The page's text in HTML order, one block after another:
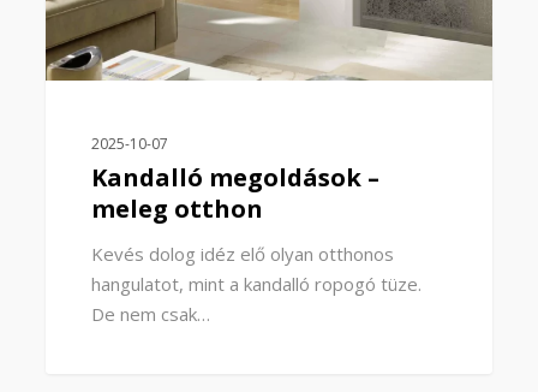
2025-10-07
Kandalló megoldások –
meleg otthon
Kevés dolog idéz elő olyan otthonos
hangulatot, mint a kandalló ropogó tüze.
De nem csak…